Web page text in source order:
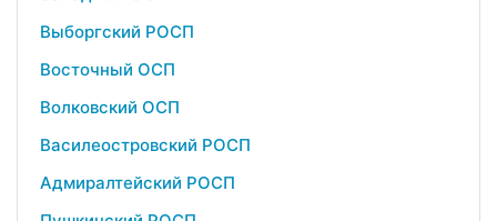
Выборгский РОСП
Восточный ОСП
Волковский ОСП
Василеостровский РОСП
Адмиралтейский РОСП